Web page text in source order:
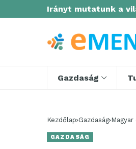
Irányt mutatunk a
Gazdaság
Kezdőlap Gazdaság
GAZDASÁG